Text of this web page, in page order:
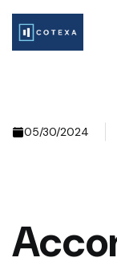
05/30/2024